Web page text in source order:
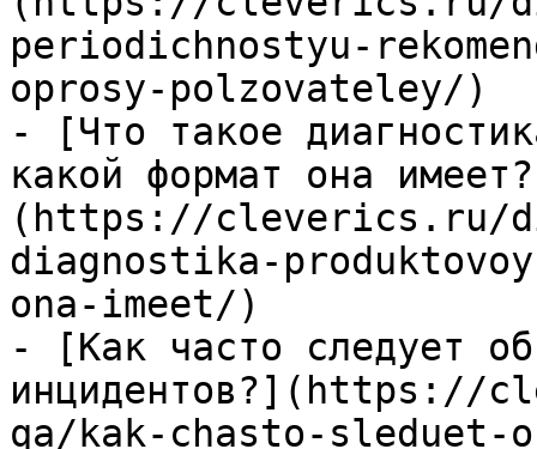
periodichnostyu-
oprosy-polzovateley/)
- [Что такое
какой формат она
(https://cleverics.ru/
diagnostika-
ona-imeet/)
- [Как часто следует
qa/kak-chasto-sleduet-